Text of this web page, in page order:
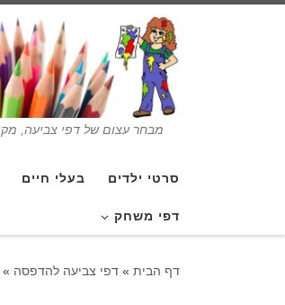
מבחר עצום של דפי צביעה,
סרטי ילדים בעלי חיים
דפי משחק
דף הבית » דפי צביעה להדפסה »